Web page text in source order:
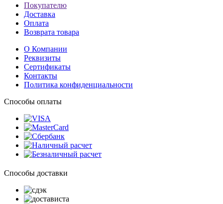
Покупателю
Доставка
Оплата
Возврата товара
О Компании
Реквизиты
Сертификаты
Контакты
Политика конфиденциальности
Способы оплаты
Способы доставки